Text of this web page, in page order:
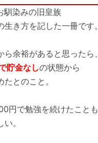
染みの旧皇族
き方を記した一冊です。
余裕があると思ったら、
貯金なしの状態から
とのこと。
円で勉強を続けたことも
。